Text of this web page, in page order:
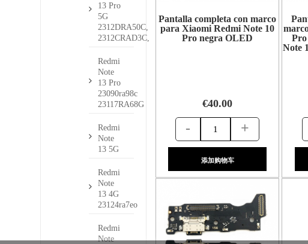
13 Pro
5G
2312DRA50C,
2312CRAD3C,
Redmi
Note
13 Pro
23090ra98c
23117RA68G
Redmi
Note
13 5G
Redmi
Note
13 4G
23124ra7eo
Redmi
Note
Pantalla completa con marco
para Xiaomi Redmi Note 10
Pro negra OLED
€40.00
- +
添加购物车
Pro
Note